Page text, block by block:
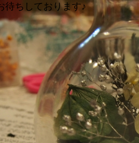
待ちしております♪